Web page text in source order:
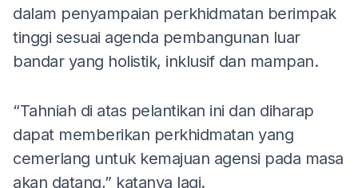
dalam penyampaian perkhidmatan berimpak
tinggi sesuai agenda pembangunan luar
bandar yang holistik, inklusif dan mampan.
“Tahniah di atas pelantikan ini dan diharap
dapat memberikan perkhidmatan yang
cemerlang untuk kemajuan agensi pada masa
akan datang,” katanya lagi.